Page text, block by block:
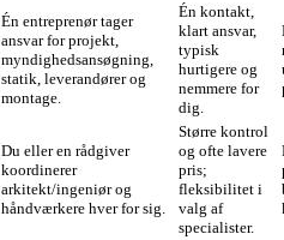
Én entreprenør tager
ansvar for projekt,
myndigheds­ansøgning,
statik, leverandører og
montage.
Én kontakt,
klart ansvar,
typisk
hurtigere og
nemmere for
dig.
Du eller en rådgiver
koordinerer
arkitekt/ingeniør og
håndværkere hver for sig.
Større kontrol
og ofte lavere
pris;
fleksibilitet i
valg af
specialister.